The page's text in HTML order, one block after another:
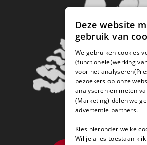
Deze website
gebruik van
We gebruiken cookies
(functionele)werking
voor het
bezoekers op onze
analyseren en meten
(Marketing) delen we
advertentie partners.
Kies hieronder welke
Wil je alles toestaan